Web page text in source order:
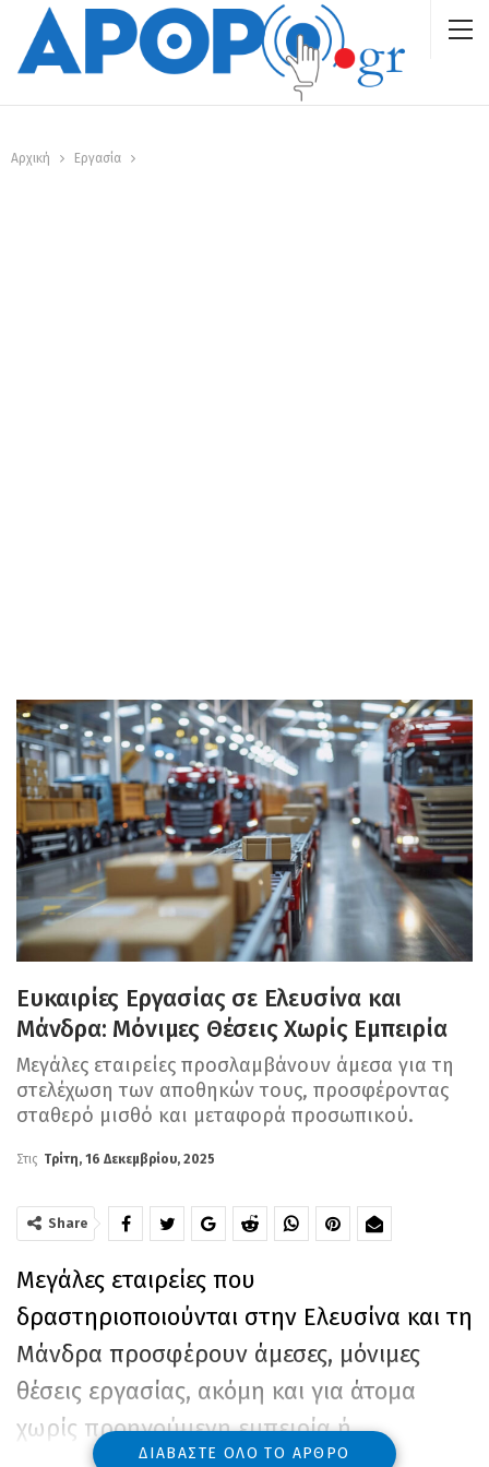
Αρχική Εργασία
Ευκαιρίες Εργασίας σε Ελευσίνα και
Μάνδρα: Μόνιμες Θέσεις Χωρίς Εμπειρία
Μεγάλες εταιρείες προσλαμβάνουν άμεσα για τη
στελέχωση των αποθηκών τους, προσφέροντας
σταθερό μισθό και μεταφορά προσωπικού.
Στις Τρίτη, 16 Δεκεμβρίου, 2025
Share
Μεγάλες εταιρείες που
δραστηριοποιούνται στην Ελευσίνα και τη
Μάνδρα προσφέρουν άμεσες, μόνιμες
θέσεις εργασίας, ακόμη και για άτομα
χωρίς προηγούμενη εμπειρία ή
ΔΙΑΒΆΣΤΕ ΌΛΟ ΤΟ ΆΡΘΡΟ